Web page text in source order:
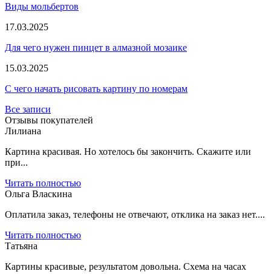
Виды мольбертов
17.03.2025
Для чего нужен пинцет в алмазной мозаике
15.03.2025
С чего начать рисовать картину по номерам
Все записи
Отзывы покупателей
Лилиана
Картина красивая. Но хотелось бы закончить. Скажите или
при...
Читать полностью
Ольга Власкина
Оплатила заказ, телефоны не отвечают, отклика на заказ нет....
Читать полностью
Татьяна
Картины красивые, результатом довольна. Схема на часах